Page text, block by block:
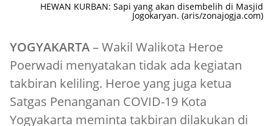
HEWAN KURBAN: Sapi yang akan disembelih di Masjid
Jogokaryan. (aris/zonajogja.com)
YOGYAKARTA– Wakil Walikota Heroe
Poerwadi menyatakan tidak ada kegiatan
takbiran keliling. Heroe yang juga ketua
Satgas Penanganan COVID-19 Kota
Yogyakarta meminta takbiran dilakukan di